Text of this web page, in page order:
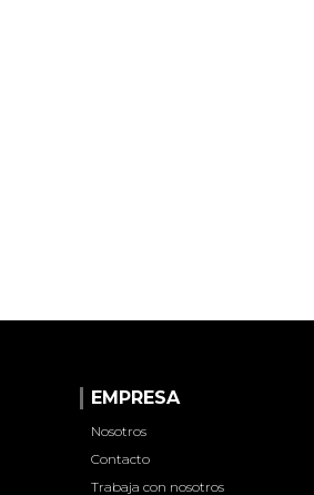
EMPRESA
Nosotros
Contacto
Trabaja con nosotros